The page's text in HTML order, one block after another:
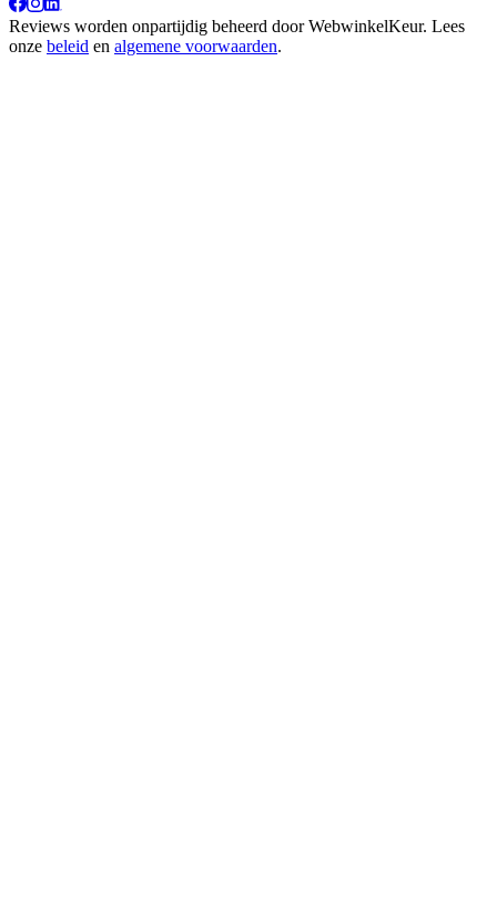
Reviews worden onpartijdig beheerd doorWebwinkelKeur. Lees
onze beleid en algemene voorwaarden.